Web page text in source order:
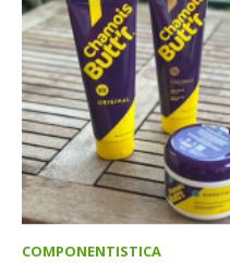
COMPONENTISTICA